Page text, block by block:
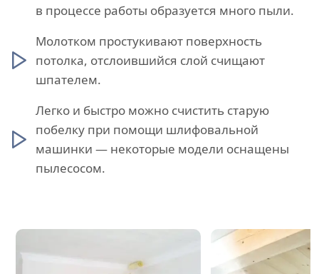
в процессе работы образуется много пыли.
Молотком простукивают поверхность
потолка, отслоившийся слой счищают
шпателем.
Легко и быстро можно счистить старую
побелку при помощи шлифовальной
машинки — некоторые модели оснащены
пылесосом.